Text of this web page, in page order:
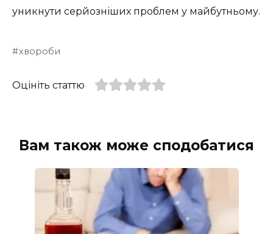
уникнути серйозніших проблем у майбутньому.
хвороби
Оцініть статтю
Вам також може сподобатися